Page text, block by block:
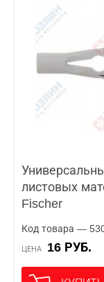
листовых
Fischer
Код товара —
ЦЕНА 16 РУБ.